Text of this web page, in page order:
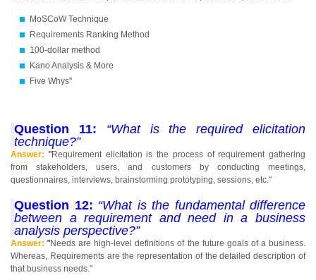
MoSCoW Technique
Requirements Ranking Method
100-dollar method
Kano Analysis & More
Five Whys"
Question 11:
“What is the required elicitation
technique?”
Answer: "Requirement elicitation is the process of requirement gathering
from stakeholders, users, and customers by conducting meetings,
questionnaires, interviews, brainstorming prototyping, sessions, etc."
Question 12: “What is the fundamental difference
between a requirement and need in a business
analysis perspective?”
Answer:"Needs are high-level definitions of the future goals of a business.
Whereas, Requirements are the representation of the detailed description of
that business needs."